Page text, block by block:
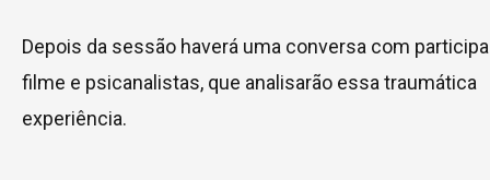
Depois da sessão haverá uma conversa com
filme e psicanalistas, que analisarão essa traumática
experiência.